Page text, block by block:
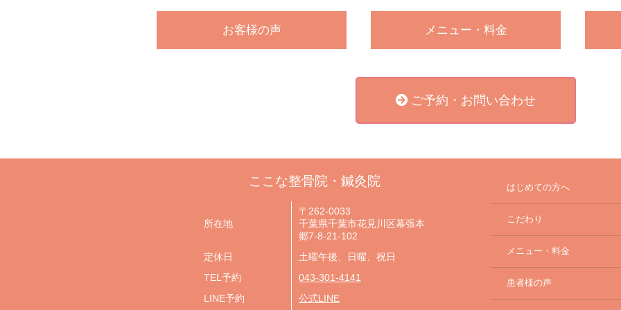
お客様の声 メニュー・料金
ご予約・お問い合わせ
ここな整骨院・鍼灸院
所在地
〒262-0033
千葉県千葉市花見川区幕張本
郷7-8-21-102
定休日
土曜午後、日曜、祝日
TEL予約
043-301-4141
LINE予約
公式LINE
はじめての方へ
こだわり
メニュー・料金
患者様の声